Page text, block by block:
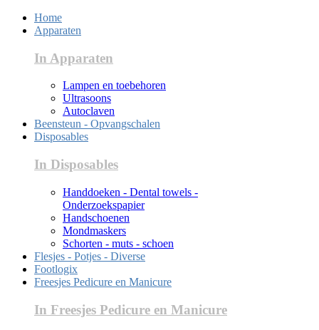
Home
Apparaten
In Apparaten
Lampen en toebehoren
Ultrasoons
Autoclaven
Beensteun - Opvangschalen
Disposables
In Disposables
Handdoeken - Dental towels -
Onderzoekspapier
Handschoenen
Mondmaskers
Schorten - muts - schoen
Flesjes - Potjes - Diverse
Footlogix
Freesjes Pedicure en Manicure
In Freesjes Pedicure en Manicure